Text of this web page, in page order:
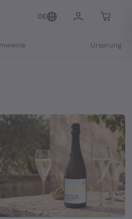
DE
Ursprung
Angeboten